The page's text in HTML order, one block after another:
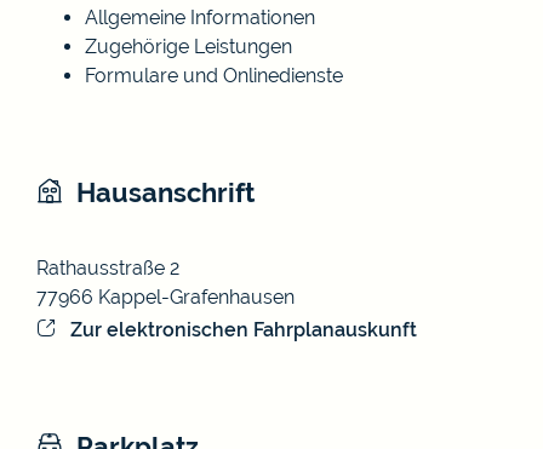
Allgemeine Informationen
Zugehörige Leistungen
Formulare und Onlinedienste
Hausanschrift
Rathausstraße 2
77966 Kappel-Grafenhausen
Zur elektronischen Fahrplanauskunft